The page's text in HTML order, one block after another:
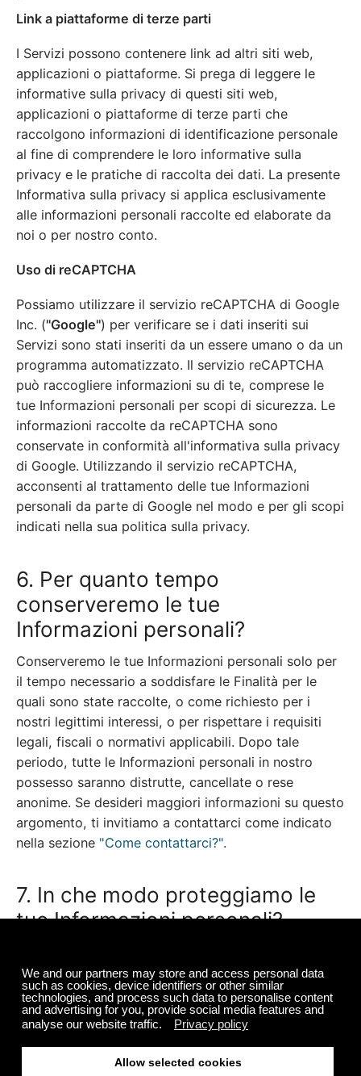
Link a piattaforme di terze parti
I Servizi possono contenere link ad altri siti web,
applicazioni o piattaforme. Si prega di leggere le
informative sulla privacy di questi siti web,
applicazioni o piattaforme di terze parti che
raccolgono informazioni di identificazione personale
al fine di comprendere le loro informative sulla
privacy e le pratiche di raccolta dei dati. La presente
Informativa sulla privacy si applica esclusivamente
alle informazioni personali raccolte ed elaborate da
noi o per nostro conto.
Uso di reCAPTCHA
Possiamo utilizzare il servizio reCAPTCHA di Google
Inc. ("Google") per verificare se i dati inseriti sui
Servizi sono stati inseriti da un essere umano o da un
programma automatizzato. Il servizio reCAPTCHA
può raccogliere informazioni su di te, comprese le
tue Informazioni personali per scopi di sicurezza. Le
informazioni raccolte da reCAPTCHA sono
conservate in conformità all'informativa sulla privacy
di Google. Utilizzando il servizio reCAPTCHA,
acconsenti al trattamento delle tue Informazioni
personali da parte di Google nel modo e per gli scopi
indicati nella sua politica sulla privacy.
6. Per quanto tempo
conserveremo le tue
Informazioni personali?
Conserveremo le tue Informazioni personali solo per
il tempo necessario a soddisfare le Finalità per le
quali sono state raccolte, o come richiesto per i
nostri legittimi interessi, o per rispettare i requisiti
legali, fiscali o normativi applicabili. Dopo tale
periodo, tutte le Informazioni personali in nostro
possesso saranno distrutte, cancellate o rese
anonime. Se desideri maggiori informazioni su questo
argomento, ti invitiamo a contattarci come indicato
nella sezione "Come contattarci?".
7. In che modo proteggiamo le
tue Informazioni personali?
Ci sforziamo di applicare precauzioni appropriate per
proteggere le tue Informazioni personali. Utilizziamo
misure di sicurezza fisiche, elettroniche e procedurali
conformi ai regolamenti applicabili per proteggere le
tue Informazioni personali.